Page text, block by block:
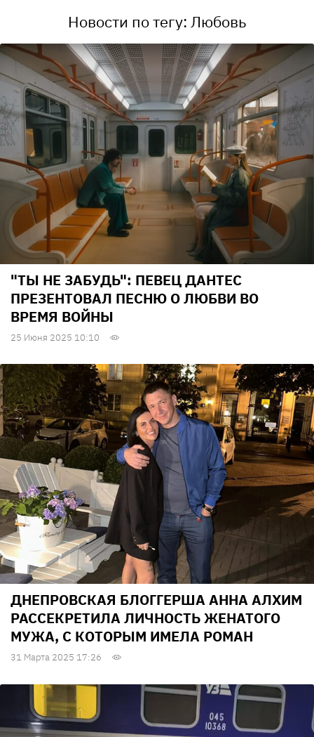
Новости по тегу: Любовь
"ТЫ НЕ ЗАБУДЬ": ПЕВЕЦ ДАНТЕС
ПРЕЗЕНТОВАЛ ПЕСНЮ О ЛЮБВИ ВО
ВРЕМЯ ВОЙНЫ
25 Июня 2025 10:10
ДНЕПРОВСКАЯ БЛОГГЕРША АННА АЛХИМ
РАССЕКРЕТИЛА ЛИЧНОСТЬ ЖЕНАТОГО
МУЖА, С КОТОРЫМ ИМЕЛА РОМАН
31 Марта 2025 17:26